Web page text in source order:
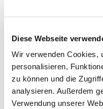
Diese Webseite
Wir verwenden Cookies,
personalisieren,
zu können und die
analysieren. Außerdem
Verwendung unserer